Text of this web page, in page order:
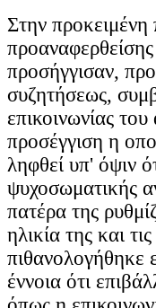
Στην προκειμένη
προσήγγισαν,
συζητήσεως,
επικοινωνίας
προσέγγιση η
ληφθεί υπ' όψιν
ψυχοσωματικής
πατέρα της
ηλικία της και
πιθανολογήθηκε
έννοια ότι